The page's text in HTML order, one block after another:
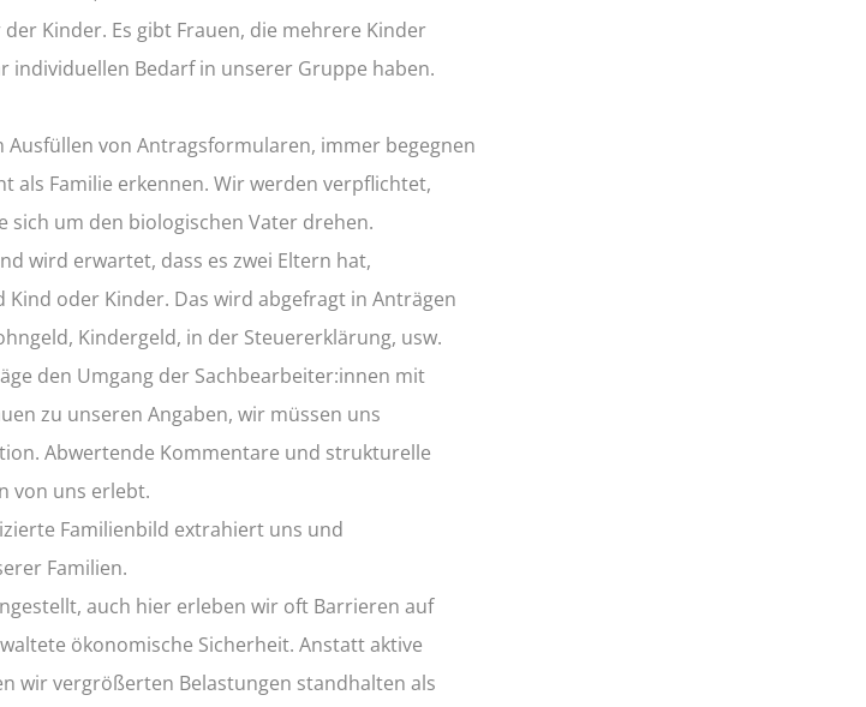
Kinder. Es gibt Frauen, die mehrere Kinder
individuellen Bedarf in unserer Gruppe haben.
Ausfüllen von Antragsformularen, immer begegnen
als Familie erkennen. Wir werden verpflichtet,
sich um den biologischen Vater drehen.
wird erwartet, dass es zwei Eltern hat,
oder Kinder. Das wird abgefragt in Anträgen
Kindergeld, in der Steuererklärung, usw.
den Umgang der Sachbearbeiter:innen mit
zu unseren Angaben, wir müssen uns
Abwertende Kommentare und strukturelle
von uns erlebt.
Familienbild extrahiert uns und
Familien.
auch hier erleben wir oft Barrieren auf
ökonomische Sicherheit. Anstatt aktive
wir vergrößerten Belastungen standhalten als